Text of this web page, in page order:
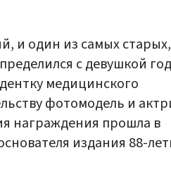
и один из самых старых,
с девушкой
медицинского
фотомодель и
награждения прошла в
издания 88-